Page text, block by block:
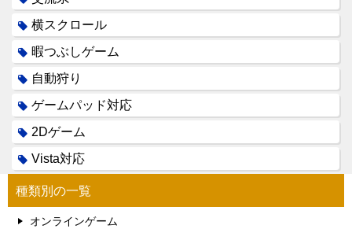
横スクロール
暇つぶしゲーム
自動狩り
ゲームパッド対応
2Dゲーム
Vista対応
種類別の一覧
オンラインゲーム